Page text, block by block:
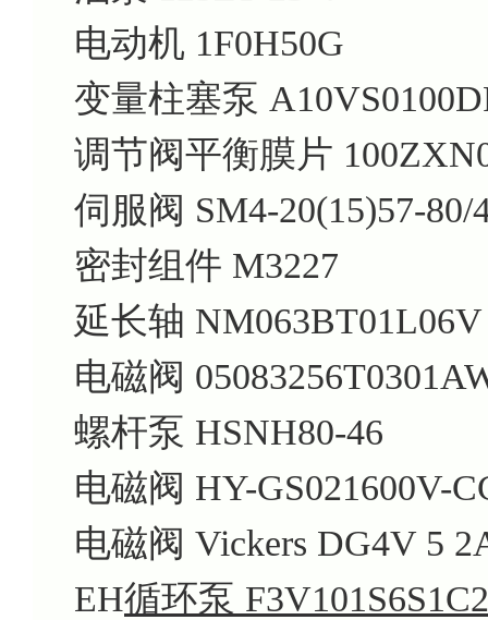
电动机 1F0H50G
变量柱塞泵
调节阀平衡膜片
伺服阀 SM4-20(15)57-80/
密封组件 M3227
延长轴 NM063BT01L06V
电磁阀
螺杆泵 HSNH80-46
电磁阀 HY-GS021600V-
电磁阀 Vickers DG4V 5
EH循环泵